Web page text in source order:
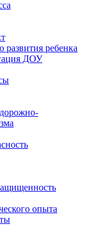
развития ребенка
ДОУ
опыта